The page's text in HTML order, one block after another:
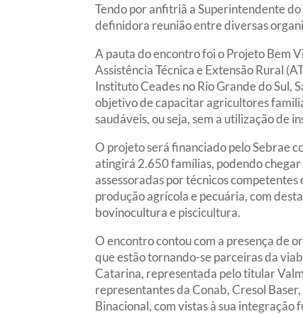
Tendo por anfitriã a Superintendente
definidora reunião entre diversas
A pauta do encontro foi o Projeto Bem
Assistência Técnica e Extensão Rural
Instituto Ceades no Rio Grande do Sul,
objetivo de capacitar agricultores
saudáveis, ou seja, sem a utilização de
O projeto será financiado pelo Sebrae
atingirá 2.650 famílias, podendo
assessoradas por técnicos
produção agrícola e pecuária, com
bovinocultura e piscicultura.
O encontro contou com a presença de
que estão tornando-se parceiras da
Catarina, representada pelo titular
representantes da Conab, Cresol
Binacional, com vistas à sua integração